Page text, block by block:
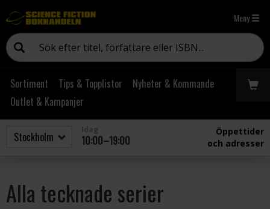
Meny
Sortiment Tips & Topplistor
Nyheter & Kommande
Outlet & Kampanjer
10:00–19:00
Öppettider
och adresser
Alla tecknade serier